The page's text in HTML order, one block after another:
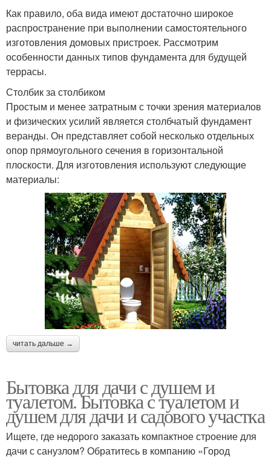
Как правило, оба вида имеют достаточно широкое
распространение при выполнении самостоятельного
изготовления домовых пристроек. Рассмотрим
особенности данных типов фундамента для будущей
террасы.
Столбик за столбиком
Простым и менее затратным с точки зрения материалов
и физических усилий является столбчатый фундамент
веранды. Он представляет собой несколько отдельных
опор прямоугольного сечения в горизонтальной
плоскости. Для изготовления используют следующие
материалы:
читать дальше →
Бытовка для дачи с душем и
туалетом. Бытовка с туалетом и
душем для дачи и садового участка
Ищете, где недорого заказать компактное строение для
дачи с санузлом? Обратитесь в компанию «Город